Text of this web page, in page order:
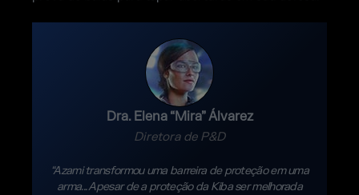
Dra. Elena “Mira” Álvarez
Diretora de P&D
“Azami transformou uma barreira de proteção em uma
arma... Apesar de a proteção da Kiba ser melhorada